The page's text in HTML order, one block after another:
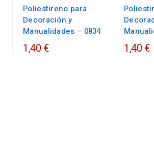
Poliestireno para
Decoración y
Manualidades – 0834
1,40 € 1,40 €